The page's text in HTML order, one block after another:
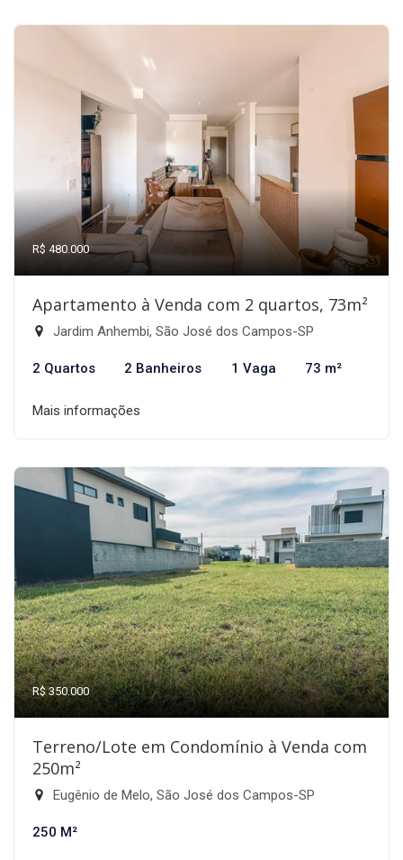
R$ 480.000
Apartamento à Venda com 2 quartos, 73m²
Jardim Anhembi, São José dos Campos-SP
2 Quartos 2 Banheiros 1 Vaga 73 m²
Mais informações
R$ 350.000
Terreno/Lote em Condomínio à Venda com
250m²
Eugênio de Melo, São José dos Campos-SP
250 M²